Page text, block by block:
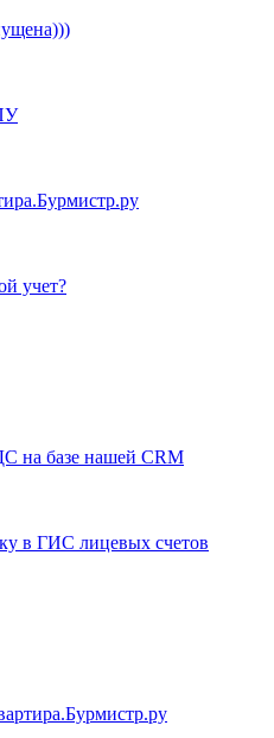
учет?
на базе нашей CRM
в ГИС лицевых счетов